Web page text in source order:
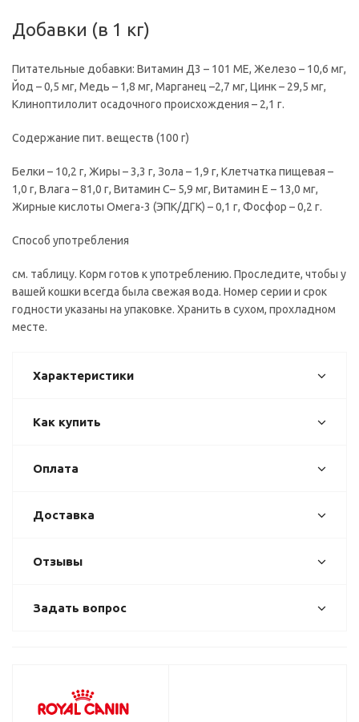
Добавки (в 1 кг)
Питательные добавки: Витамин Д3 – 101 МЕ, Железо – 10,6 мг,
Йод – 0,5 мг, Медь – 1,8 мг, Марганец –2,7 мг, Цинк – 29,5 мг,
Клиноптилолит осадочного происхождения – 2,1 г.
Содержание пит. веществ (100 г)
Белки – 10,2 г, Жиры – 3,3 г, Зола – 1,9 г, Клетчатка пищевая –
1,0 г, Влага – 81,0 г, Витамин С– 5,9 мг, Витамин Е – 13,0 мг,
Жирные кислоты Омега-3 (ЭПК/ДГК) – 0,1 г, Фосфор – 0,2 г.
Способ употребления
см. таблицу. Корм готов к употреблению. Проследите, чтобы у
вашей кошки всегда была свежая вода. Номер серии и срок
годности указаны на упаковке. Хранить в сухом, прохладном
месте.
Характеристики
Как купить
Оплата
Доставка
Отзывы
Задать вопрос